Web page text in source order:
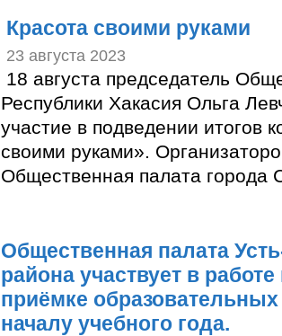
Красота своими руками
23 августа 2023
18 августа председатель
Республики Хакасия Ольга
участие в подведении итогов
своими руками».
Общественная палата города
Общественная палата
района участвует в
приёмке образовательных
началу учебного года.